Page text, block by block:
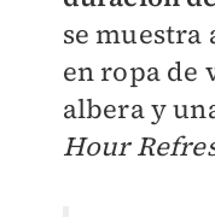
se muestra
en ropa de
albera y
Hour